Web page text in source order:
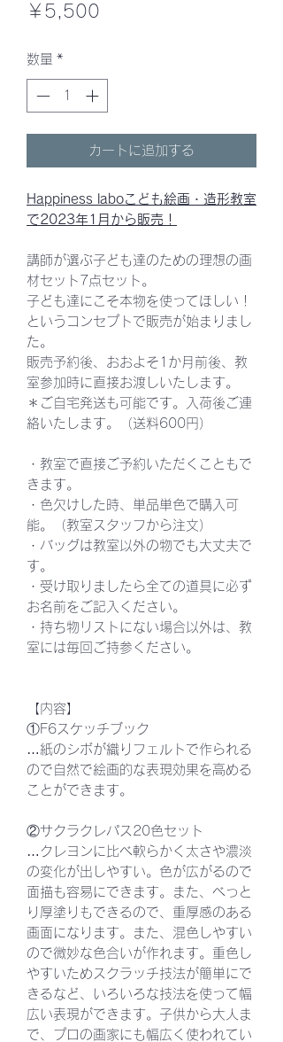
￥5,500
数量 *
カートに追加する
Happiness laboこども絵画・造形教室
で2023年1月から販売！
講師が選ぶ子ども達のための理想の画
材セット7点セット。
子ども達にこそ本物を使ってほしい！
というコンセプトで販売が始まりまし
た。
販売予約後、おおよそ1か月前後、教
室参加時に直接お渡しいたします。
＊ご自宅発送も可能です。入荷後ご連
絡いたします。（送料600円）
・教室で直接ご予約いただくこともで
きます。
・色欠けした時、単品単色で購入可
能。（教室スタッフから注文）
・バッグは教室以外の物でも大丈夫で
す。
・受け取りましたら全ての道具に必ず
お名前をご記入ください。
・持ち物リストにない場合以外は、教
室には毎回ご持参ください。
【内容】
①F6スケッチブック
…紙のシボが織りフェルトで作られる
ので自然で絵画的な表現効果を高める
ことができます。
②サクラクレパス20色セット
…クレヨンに比べ軟らかく太さや濃淡
の変化が出しやすい。色が広がるので
面描も容易にできます。また、べっと
り厚塗りもできるので、重厚感のある
画面になります。また、混色しやすい
ので微妙な色合いが作れます。重色し
やすいためスクラッチ技法が簡単にで
きるなど、いろいろな技法を使って幅
広い表現ができます。子供から大人ま
で、プロの画家にも幅広く使われてい